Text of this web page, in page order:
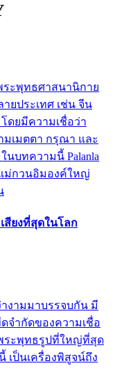
ระพุทธศาสนานิกาย
ยประเทศ เช่น จีน
ดยมีความเชื่อว่า
เมตตา กรุณา และ
นบทความนี้ Palanla
ม่กวนอิมองค์ใหญ่
สียงที่สุดในโลก
งามมาบรรจบกัน มี
จำกัดของความเชื่อ
ระพุทธรูปที่ใหญ่ที่สุด
เป็นเครื่องพิสูจน์ถึง